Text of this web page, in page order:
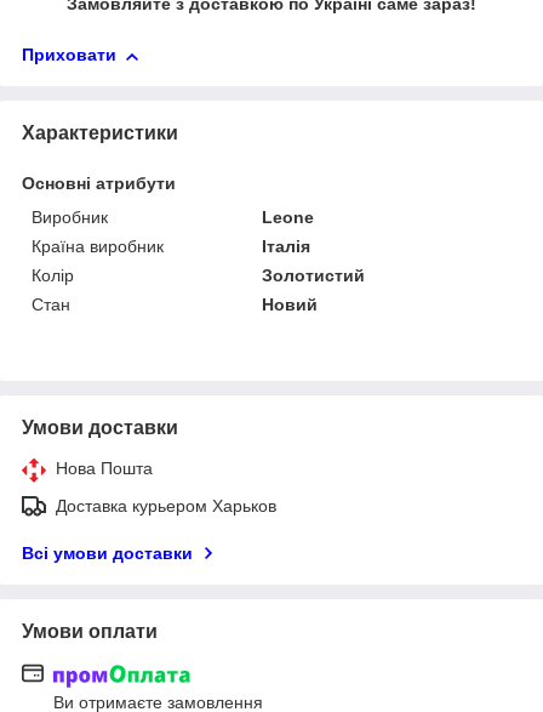
Замовляйте з доставкою по Україні саме зараз!
Приховати
Характеристики
Основні атрибути
Виробник
Leone
Країна виробник
Італія
Колір
Золотистий
Стан
Новий
Умови доставки
Нова Пошта
Доставка курьером Харьков
Всі умови доставки
Умови оплати
Ви отримаєте замовлення